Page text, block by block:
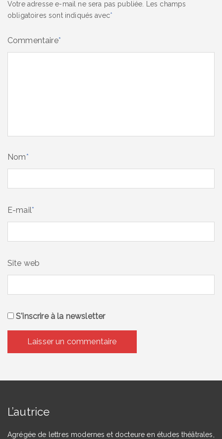
Votre adresse e-mail ne sera pas publiée.
Les champs
obligatoires sont indiqués avec*
Commentaire*
Nom*
E-mail*
Site web
S'inscrire à la newsletter
L’autrice
Agrégée de lettres modernes et docteure en études théâtrales,